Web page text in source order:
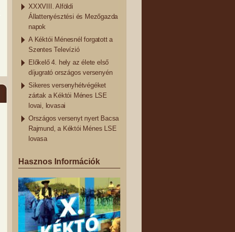
XXXVIII. Alföldi
Állattenyésztési és Mezőgazda
napok
A Kéktói Ménesnél forgatott a
Szentes Televízió
Előkelő 4. hely az élete első
díjugrató országos versenyén
Sikeres versenyhétvégéket
zártak a Kéktói Ménes LSE
lovai, lovasai
Országos versenyt nyert Bacsa
Rajmund, a Kéktói Ménes LSE
lovasa
Hasznos Információk